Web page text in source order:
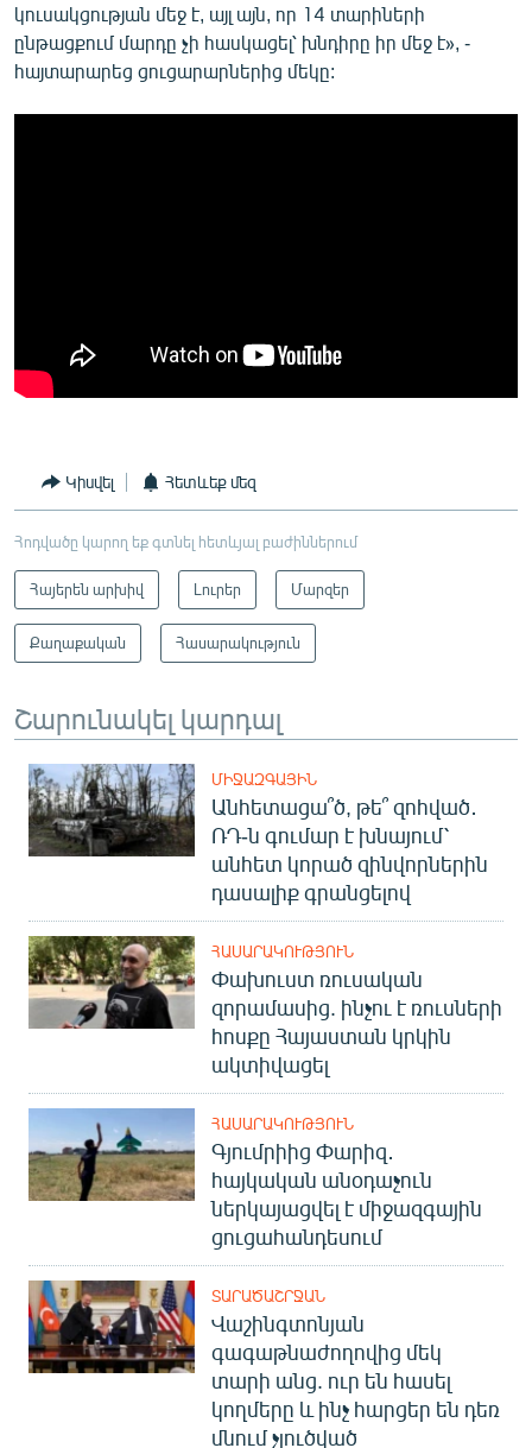
կուսակցության մեջ է, այլ այն, որ 14 տարիների
ընթացքում մարդը չի հասկացել՝ խնդիրը իր մեջ է», -
հայտարարեց ցուցարարներից մեկը:
Կիսվել Հետևեք մեզ
Հոդվածը կարող եք գտնել հետևյալ բաժիններում
Հայերեն արխիվ Լուրեր Մարզեր
Քաղաքական Հասարակություն
Շարունակել կարդալ
ՄԻՋԱԶԳԱՅԻՆ
Անհետացա՞ծ, թե՞ զոհված․
ՌԴ-ն գումար է խնայում՝
անհետ կորած զինվորներին
դասալիք գրանցելով
ՀԱՍԱՐԱԿՈՒԹՅՈՒՆ
Փախուստ ռուսական
զորամասից. ինչու է ռուսների
հոսքը Հայաստան կրկին
ակտիվացել
ՀԱՍԱՐԱԿՈՒԹՅՈՒՆ
Գյումրիից Փարիզ․
հայկական անօդաչուն
ներկայացվել է միջազգային
ցուցահանդեսում
ՏԱՐԱԾԱՇՐՋԱՆ
Վաշինգտոնյան
գագաթնաժողովից մեկ
տարի անց. ուր են հասել
կողմերը և ինչ հարցեր են դեռ
մնում չլուծված